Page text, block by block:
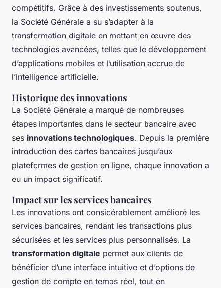
compétitifs. Grâce à des investissements soutenus,
la Société Générale a su s’adapter à la
transformation digitale en mettant en œuvre des
technologies avancées, telles que le développement
d’applications mobiles et l’utilisation accrue de
l’intelligence artificielle.
Historique des innovations
La Société Générale a marqué de nombreuses
étapes importantes dans le secteur bancaire avec
ses innovations technologiques. Depuis la première
introduction des cartes bancaires jusqu’aux
plateformes de gestion en ligne, chaque innovation a
eu un impact significatif.
Impact sur les services bancaires
Les innovations ont considérablement amélioré les
services bancaires, rendant les transactions plus
sécurisées et les services plus personnalisés. La
transformation digitale permet aux clients de
bénéficier d’une interface intuitive et d’options de
gestion de compte en temps réel, tout en